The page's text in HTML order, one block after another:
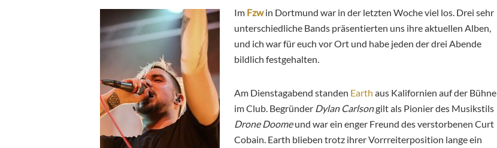
Im Fzwin Dortmund war in der letzten Woche viel los. Drei sehr
unterschiedliche Bands präsentierten uns ihre aktuellen Alben,
und ich war für euch vor Ort und habe jeden der drei Abende
bildlich festgehalten.
Am Dienstagabend standen Earth aus Kalifornien auf der Bühne
im Club. Begründer Dylan Carlsongilt als Pionier des Musikstils
Drone Doomeund war ein enger Freund des verstorbenen Curt
Cobain. Earth blieben trotz ihrer Vorrreiterposition lange ein